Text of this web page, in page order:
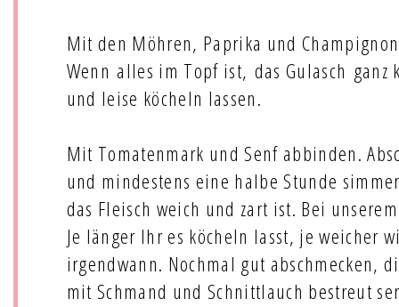
Mit den Möhren, Paprika und
Wenn alles im Topf ist, das Gulasch ganz
und leise köcheln lassen.
Mit Tomatenmark und Senf abbinden.
und mindestens eine halbe Stunde
das Fleisch weich und zart ist. Bei
Je länger Ihr es köcheln lasst, je weicher
irgendwann. Nochmal gut abschmecken,
mit Schmand und Schnittlauch bestreut